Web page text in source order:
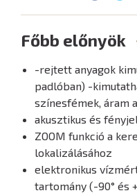
Főbb előnyök
-rejtett anyagok
padlóban) -
színesfémek, áram
akusztikus és
ZOOM funkció a
lokalizálásához
elektronikus
tartomány (-90° és